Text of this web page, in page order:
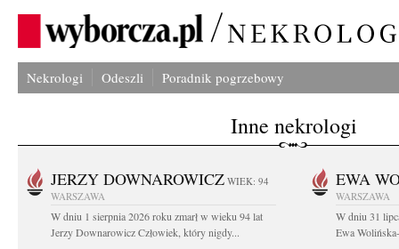
Nekrologi Odeszli Poradnik pogrzebowy
Inne nekrologi
JERZY DOWNAROWICZ WIEK: 94
WARSZAWA
W dniu 1 sierpnia 2026 roku zmarł w wieku 94 lat
Jerzy Downarowicz Człowiek, który nigdy...
EWA
WARSZAWA
W dniu 31
Ewa